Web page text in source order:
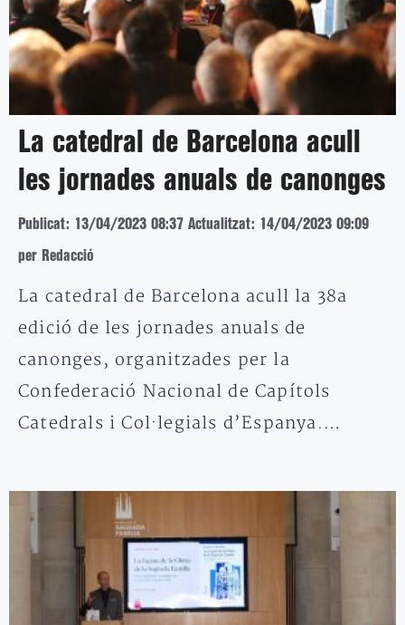
La catedral de Barcelona acull
les jornades anuals de canonges
Publicat: 13/04/2023 08:37 Actualitzat: 14/04/2023 09:09
per Redacció
La catedral de Barcelona acull la 38a
edició de les jornades anuals de
canonges, organitzades per la
Confederació Nacional de Capítols
Catedrals i Col·legials d’Espanya.…